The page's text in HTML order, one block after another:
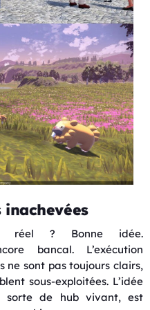
inachevées
réel ? Bonne idée.
bancal. L’exécution
ne sont pas toujours clairs,
sous-exploitées. L’idée
sorte de hub vivant, est